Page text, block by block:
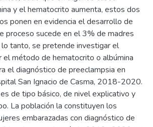
y el hematocrito aumenta, estos dos
ponen en evidencia el desarrollo de
proceso sucede en el 3% de madres
tanto, se pretende investigar el
método de hematocrito o albúmina
el diagnóstico de preeclampsia en
San Ignacio de Casma, 2018-2020.
de tipo básico, de nivel explicativo y
La población la constituyen los
embarazadas con diagnóstico de